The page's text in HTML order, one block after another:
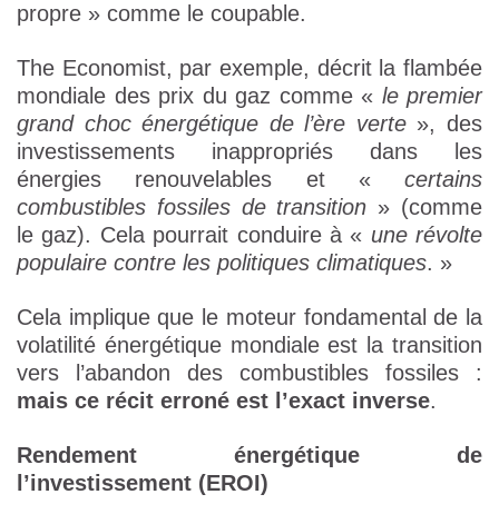
propre » comme le coupable.
The Economist, par exemple, décrit la flambée
mondiale des prix du gaz comme « le premier
grand choc énergétique de l’ère verte», des
investissements inappropriés dans les
énergies renouvelables et « certains
combustibles fossiles de transition » (comme
le gaz). Cela pourrait conduire à « une révolte
populaire contre les politiques climatiques. »
Cela implique que le moteur fondamental de la
volatilité énergétique mondiale est la transition
vers l’abandon des combustibles fossiles :
mais ce récit erroné est l’exact inverse.
Rendement énergétique de
l’investissement (EROI)